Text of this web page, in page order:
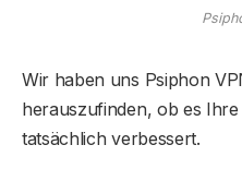
Wir haben uns Psiphon
herauszufinden, ob es
tatsächlich verbessert.